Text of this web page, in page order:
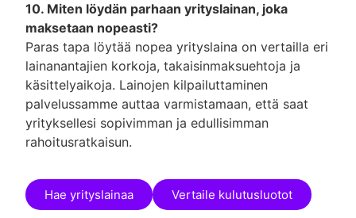
10. Miten löydän parhaan yrityslainan, joka
maksetaan nopeasti?
Paras tapa löytää nopea yrityslaina on vertailla eri
lainanantajien korkoja, takaisinmaksuehtoja ja
käsittelyaikoja. Lainojen kilpailuttaminen
palvelussamme auttaa varmistamaan, että saat
yrityksellesi sopivimman ja edullisimman
rahoitusratkaisun.
Hae yrityslainaa Vertaile kulutusluotot